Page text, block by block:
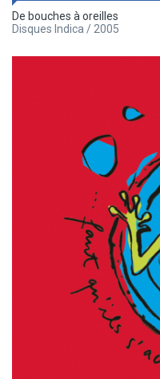
De bouches à oreilles
Disques Indica / 2005